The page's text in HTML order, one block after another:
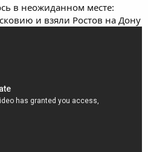
в неожиданном месте:
и взяли Ростов на Дону